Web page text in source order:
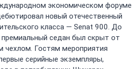
экономическом форуме
новый отечественный
класса — Senat 900. До
седан был скрыт от
чехлом. Гостям мероприятия
серийные экземпляры,